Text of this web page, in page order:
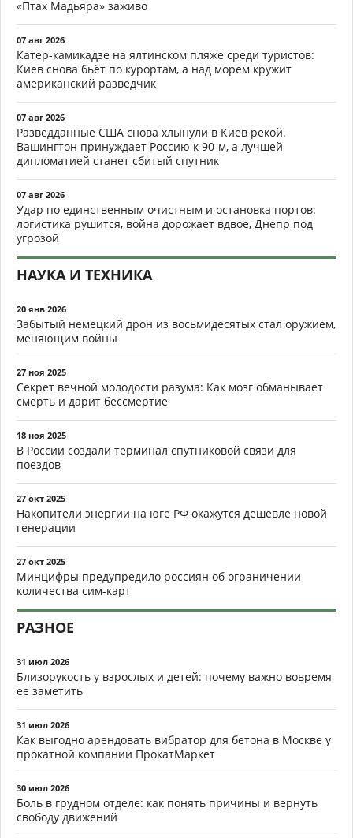
«Птах Мадьяра» заживо
07 авг 2026
Катер-камикадзе на ялтинском пляже среди туристов:
Киев снова бьёт по курортам, а над морем кружит
американский разведчик
07 авг 2026
Разведданные США снова хлынули в Киев рекой.
Вашингтон принуждает Россию к 90-м, а лучшей
дипломатией станет сбитый спутник
07 авг 2026
Удар по единственным очистным и остановка портов:
логистика рушится, война дорожает вдвое, Днепр под
угрозой
НАУКА И ТЕХНИКА
20 янв 2026
Забытый немецкий дрон из восьмидесятых стал оружием,
меняющим войны
27 ноя 2025
Секрет вечной молодости разума: Как мозг обманывает
смерть и дарит бессмертие
18 ноя 2025
В России создали терминал спутниковой связи для
поездов
27 окт 2025
Накопители энергии на юге РФ окажутся дешевле новой
генерации
27 окт 2025
Минцифры предупредило россиян об ограничении
количества сим-карт
РАЗНОЕ
31 июл 2026
Близорукость у взрослых и детей: почему важно вовремя
ее заметить
31 июл 2026
Как выгодно арендовать вибратор для бетона в Москве у
прокатной компании ПрокатМаркет
30 июл 2026
Боль в грудном отделе: как понять причины и вернуть
свободу движений